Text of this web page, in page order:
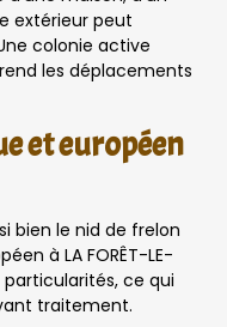
extérieur peut
colonie active
les déplacements
et européen
bien le nid de frelon
à LA FORÊT-LE-
ce qui
traitement.